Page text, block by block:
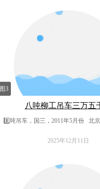
图3
八吨柳工吊车三万五
8️⃣吨吊车，国三，2011年5月份 北
2025年12月11日